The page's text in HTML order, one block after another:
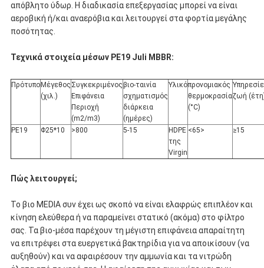
απόβλητο ύδωρ. Η διαδικασία επεξεργασίας μπορεί να είναι
αεροβική ή/και αναερόβια και λειτουργεί στα φορτία μεγάλης
ποσότητας.
Τεχνικά στοιχεία μέσων PE19 Juli MBBR:
Πρότυπο Μέγεθος
(χιλ.)
Συγκεκριμένος
Επιφάνεια
Περιοχή
(m2/m3)
βιο-ταινία
σχηματισμός
διάρκεια
(ημέρες)
Υλικόπρονομιακός
θερμοκρασία
(°C)
ζωή
PE19 Φ25*10 >800 5-15
HDPE
της
Virgin
<65> ≥15
Πώς λειτουργεί;
Το βιο MEDIA συν έχει ως σκοπό να είναι ελαφρώς επιπλέον και
κίνηση ελεύθερα ή να παραμείνει στατικό (ακόμα) στο φίλτρο
σας. Τα βιο-μέσα παρέχουν τη μέγιστη επιφάνεια απαραίτητη
να επιτρέψει στα ευεργετικά βακτηρίδια για να αποικίσουν (να
αυξηθούν) και να αφαιρέσουν την αμμωνία και τα νιτρώδη